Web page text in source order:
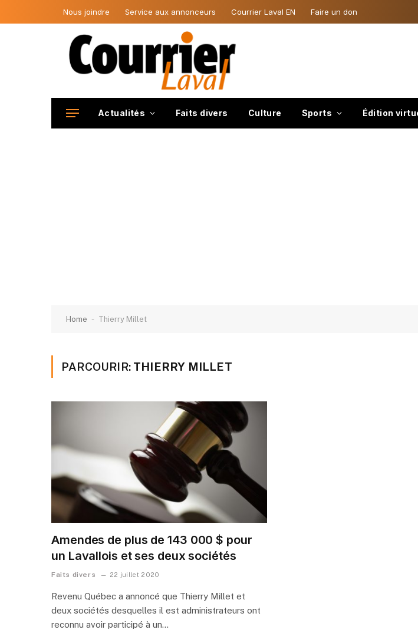
Nous joindre Service aux annonceurs Courrier Laval EN Faire un don
Actualités Faits divers Culture Sports Édition
Home - Thierry Millet
PARCOURIR: THIERRY MILLET
Amendes de plus de 143 000 $ pour
un Lavallois et ses deux sociétés
Faits divers 22 juillet 2020
Revenu Québec a annoncé que Thierry Millet et
deux sociétés desquelles il est administrateurs ont
reconnu avoir participé à un…